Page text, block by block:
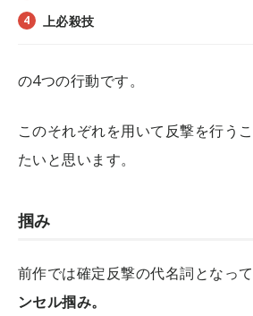
上必殺技
の4つの行動です。
このそれぞれを用いて反撃を行う
たいと思います。
掴み
前作では確定反撃の代名詞となっ
ンセル掴み。